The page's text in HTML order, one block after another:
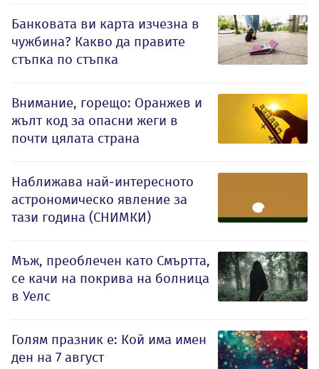
Банковата ви карта изчезна в
чужбина? Какво да правите
стъпка по стъпка
Внимание, горещо: Оранжев и
жълт код за опасни жеги в
почти цялата страна
Наближава най-интересното
астрономическо явление за
тази година (СНИМКИ)
Мъж, преоблечен като Смъртта,
се качи на покрива на болница
в Уелс
Голям празник е: Кой има имен
ден на 7 август